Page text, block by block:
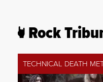
Rock
TECHNICAL DEATH